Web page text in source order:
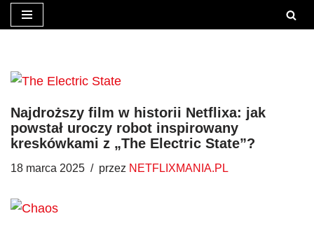
treści
Najdroższy film w historii Netflixa: jak
powstał uroczy robot inspirowany
kreskówkami z „The Electric State”?
18 marca 2025 przez NETFLIXMANIA.PL